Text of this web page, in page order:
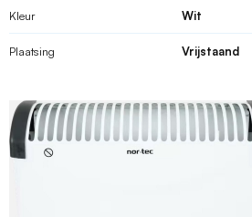
Kleur Wit
Plaatsing Vrijstaand